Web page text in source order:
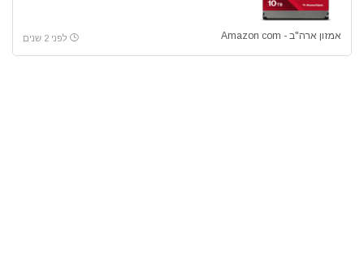
אמזון ארה"ב - Amazon com לפני 2 שנים